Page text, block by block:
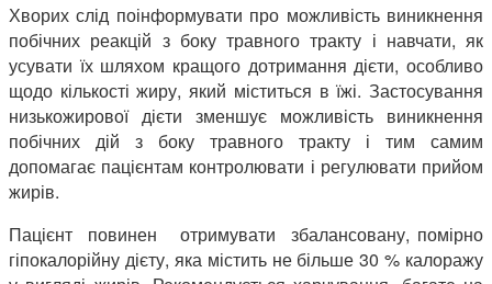
Хворих слід поінформувати про можливість виникнення
побічних реакцій з боку травного тракту і навчати, як
усувати їх шляхом кращого дотримання дієти, особливо
щодо кількості жиру, який міститься в їжі. Застосування
низькожирової дієти зменшує можливість виникнення
побічних дій з боку травного тракту і тим самим
допомагає пацієнтам контролювати і регулювати прийом
жирів.
Пацієнт повинен отримувати збалансовану, помірно
гіпокалорійну дієту, яка містить не більше 30 % калоражу